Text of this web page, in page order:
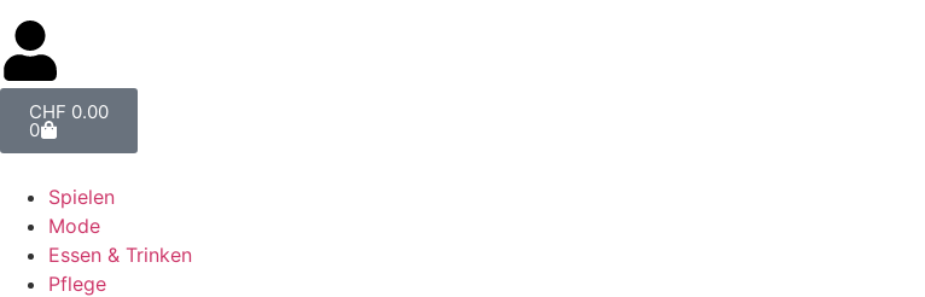
CHF 0.00
0
Spielen
Mode
Essen & Trinken
Pflege